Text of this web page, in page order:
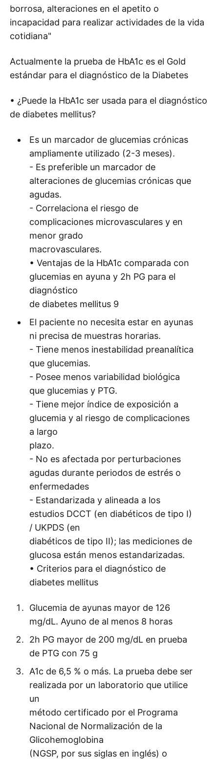
borrosa, alteraciones en el apetito o
incapacidad para realizar actividades de la vida
cotidiana"
Actualmente la prueba de HbA1c es el Gold
estándar para el diagnóstico de la Diabetes
• ¿Puede la HbA1c ser usada para el diagnóstico
de diabetes mellitus?
Es un marcador de glucemias crónicas
ampliamente utilizado (2-3 meses).
- Es preferible un marcador de
alteraciones de glucemias crónicas que
agudas.
- Correlaciona el riesgo de
complicaciones microvasculares y en
menor grado
macrovasculares.
• Ventajas de la HbA1c comparada con
glucemias en ayuna y 2h PG para el
diagnóstico
de diabetes mellitus 9
El paciente no necesita estar en ayunas
ni precisa de muestras horarias.
- Tiene menos inestabilidad preanalítica
que glucemias.
- Posee menos variabilidad biológica
que glucemias y PTG.
- Tiene mejor índice de exposición a
glucemia y al riesgo de complicaciones
a largo
plazo.
- No es afectada por perturbaciones
agudas durante periodos de estrés o
enfermedades
- Estandarizada y alineada a los
estudios DCCT (en diabéticos de tipo I)
/ UKPDS (en
diabéticos de tipo II); las mediciones de
glucosa están menos estandarizadas.
• Criterios para el diagnóstico de
diabetes mellitus
Glucemia de ayunas mayor de 126
mg/dL. Ayuno de al menos 8 horas
2h PG mayor de 200 mg/dL en prueba
de PTG con 75 g
A1c de 6,5 % o más. La prueba debe ser
realizada por un laboratorio que utilice
un
método certificado por el Programa
Nacional de Normalización de la
Glicohemoglobina
(NGSP, por sus siglas en inglés) o